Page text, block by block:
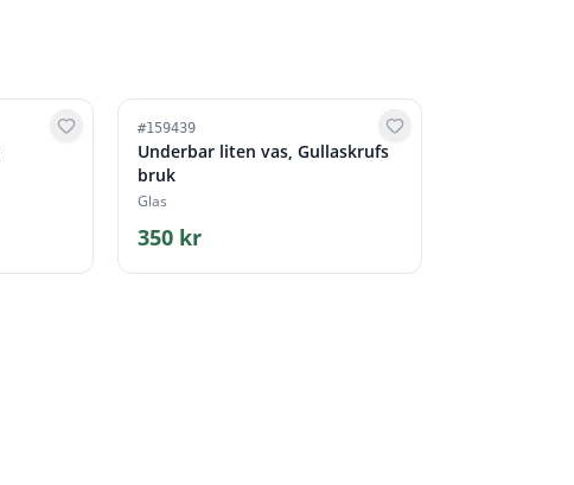
#159439
Underbar liten vas, Gullaskrufs
bruk
Glas
350 kr